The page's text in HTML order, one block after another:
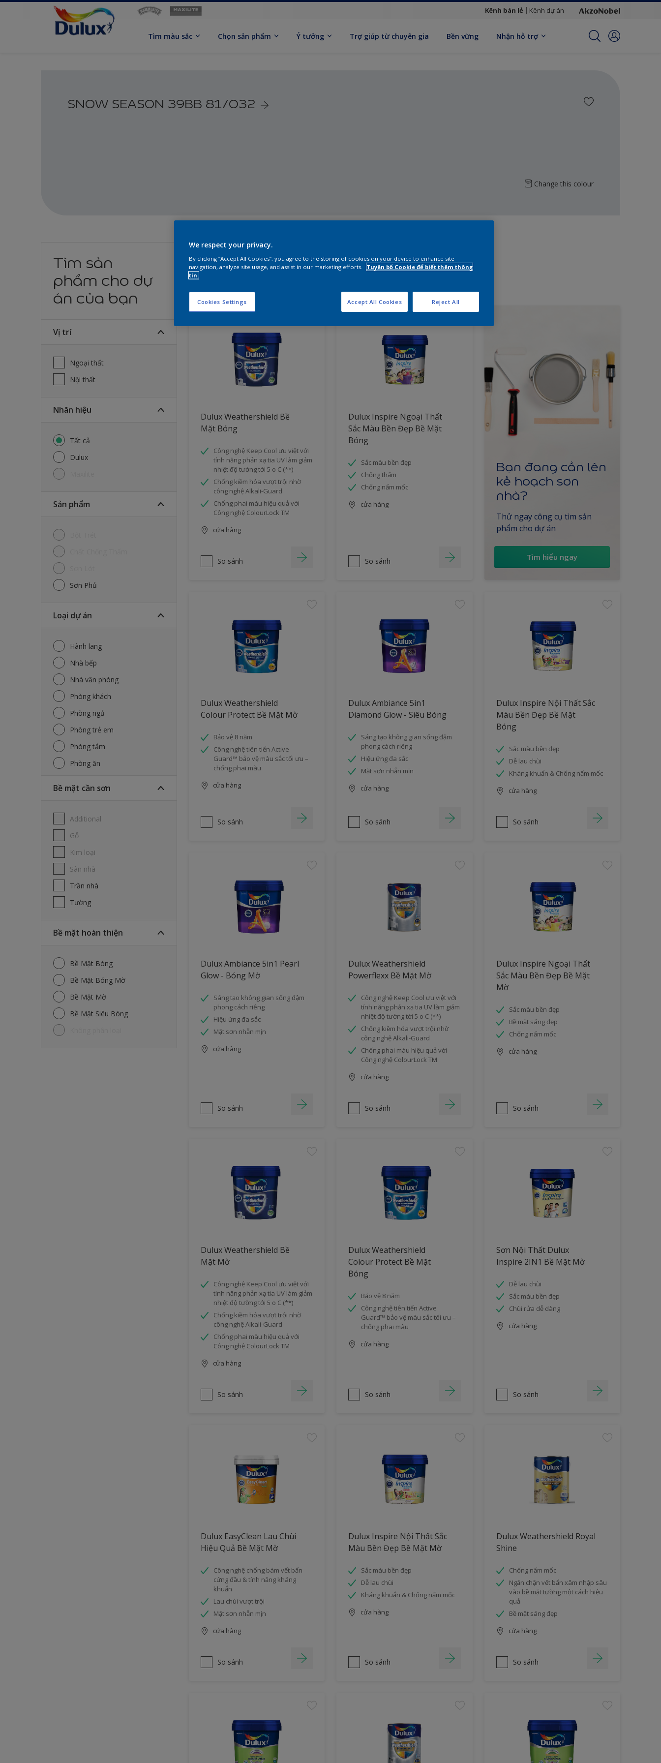
Kênh bán lẻ Kênh dự án
Tìm màu sắc Chọn sản phẩm Ý tưởng Trợ giúp từ chuyên gia Bền vững Nhận hỗ trợ
SNOW SEASON 39BB 81/032
Change this colour
Tìm sản
phẩm cho dự
án của bạn
Vị trí
Ngoại thất
Nội thất
Nhãn hiệu
Tất cả
Dulux
Sản phẩm
Sơn Phủ
Loại dự án
Hành lang
Nhà bếp
Nhà văn phòng
Phòng khách
Phòng ngủ
Phòng trẻ em
Phòng tắm
Phòng ăn
Bề mặt cần sơn
Additional
Gỗ
Kim loại
Sàn nhà
Trần nhà
Tường
Bề mặt hoàn thiện
Bề Mặt Bóng
Bề Mặt Bóng Mờ
Bề Mặt Mờ
Bề Mặt Siêu Bóng
Tìm sản phẩm cho dự án của bạn
19Sản phẩm được tìm thấy
Dulux Weathershield Bề
Mặt Bóng
Công nghệ Keep Cool ưu việt với
tính năng phản xạ tia UV làm giảm
nhiệt độ tường tới 5 o C (**)
Chống kiềm hóa vượt trội nhờ
công nghệ Alkali-Guard
Chống phai màu hiệu quả với
Công nghệ ColourLock TM
cửa hàng
So sánh
Dulux Inspire Ngoại Thất
Sắc Màu Bền Đẹp Bề Mặt
Bóng
Sắc màu bền đẹp
Chống thấm
Chống nấm mốc
cửa hàng
So sánh
Bạn đang cần lên
kế hoạch sơn
nhà?
Thử ngay công cụ tìm sản
phẩm cho dự án
Tìm hiểu ngay
Dulux Weathershield
Colour Protect Bề Mặt Mờ
Bảo vệ 8 năm
Công nghệ tiên tiến Active
Guard™ bảo vệ màu sắc tối ưu –
chống phai màu
cửa hàng
So sánh
Dulux Ambiance 5in1
Diamond Glow - Siêu Bóng
Sáng tạo không gian sống đậm
phong cách riêng
Hiệu ứng đa sắc
Mặt sơn nhẵn mịn
cửa hàng
So sánh
Dulux Inspire Nội Thất Sắc
Màu Bền Đẹp Bề Mặt
Bóng
Sắc màu bền đẹp
Dễ lau chùi
Kháng khuẩn & Chống nấm mốc
cửa hàng
So sánh
Dulux Ambiance 5in1 Pearl
Glow - Bóng Mờ
Sáng tạo không gian sống đậm
phong cách riêng
Hiệu ứng đa sắc
Mặt sơn nhẵn mịn
cửa hàng
So sánh
Dulux Weathershield
Powerflexx Bề Mặt Mờ
Công nghệ Keep Cool ưu việt với
tính năng phản xạ tia UV làm giảm
nhiệt độ tường tới 5 o C (**)
Chống kiềm hóa vượt trội nhờ
công nghệ Alkali-Guard
Chống phai màu hiệu quả với
Công nghệ ColourLock TM
cửa hàng
So sánh
Dulux Inspire Ngoại Thất
Sắc Màu Bền Đẹp Bề Mặt
Mờ
Sắc màu bền đẹp
Bề mặt sáng đẹp
Chống nấm mốc
cửa hàng
So sánh
Dulux Weathershield Bề
Mặt Mờ
Công nghệ Keep Cool ưu việt với
tính năng phản xạ tia UV làm giảm
nhiệt độ tường tới 5 o C (**)
Chống kiềm hóa vượt trội nhờ
công nghệ Alkali-Guard
Chống phai màu hiệu quả với
Công nghệ ColourLock TM
cửa hàng
So sánh
Dulux Weathershield
Colour Protect Bề Mặt
Bóng
Bảo vệ 8 năm
Công nghệ tiên tiến Active
Guard™ bảo vệ màu sắc tối ưu –
chống phai màu
cửa hàng
So sánh
Sơn Nội Thất Dulux
Inspire 2IN1 Bề Mặt Mờ
Dễ lau chùi
Sắc màu bền đẹp
Chùi rửa dễ dàng
cửa hàng
So sánh
Dulux EasyClean Lau Chùi
Hiệu Quả Bề Mặt Mờ
Công nghệ chống bám vết bẩn
cứng đầu & tính năng kháng
khuẩn
Lau chùi vượt trội
Mặt sơn nhẵn mịn
cửa hàng
So sánh
Dulux Inspire Nội Thất Sắc
Màu Bền Đẹp Bề Mặt Mờ
Sắc màu bền đẹp
Dễ lau chùi
Kháng khuẩn & Chống nấm mốc
cửa hàng
So sánh
Dulux Weathershield Royal
Shine
Chống nấm mốc
Ngăn chặn vết bẩn xâm nhập sâu
vào bề mặt tường một cách hiệu
quả
Bề mặt sáng đẹp
cửa hàng
So sánh
We respect your privacy.
By clicking “Accept All Cookies”, you agree to the storing of cookies on your device to enhance site
navigation, analyze site usage, and assist in our marketing efforts.
Tuyên bố Cookie để biết thêm thông
tin.
Cookies Settings Reject All
Accept All Cookies